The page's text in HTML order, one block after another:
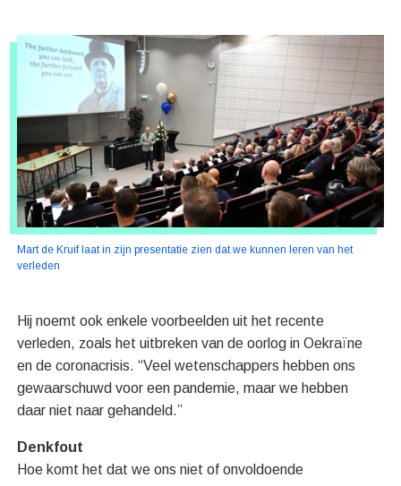
Mart de Kruif laat in zijn presentatie zien dat we kunnen leren van het
verleden
Hij noemt ook enkele voorbeelden uit het recente
verleden, zoals het uitbreken van de oorlog in Oekraïne
en de coronacrisis. “Veel wetenschappers hebben ons
gewaarschuwd voor een pandemie, maar we hebben
daar niet naar gehandeld.”
Denkfout
Hoe komt het dat we ons niet of onvoldoende